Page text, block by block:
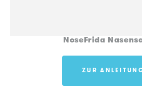
NoseFrida
ZUR